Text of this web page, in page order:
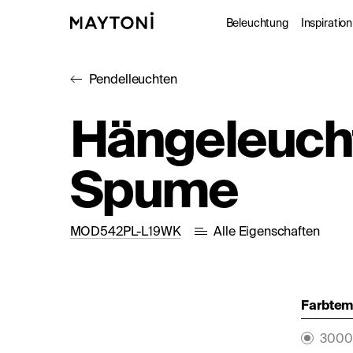
Beleuchtung
Studio
Inspiration
Pendelleuchten
Spume
MOD542PL-L19WK Alle Eigenschaften
3000